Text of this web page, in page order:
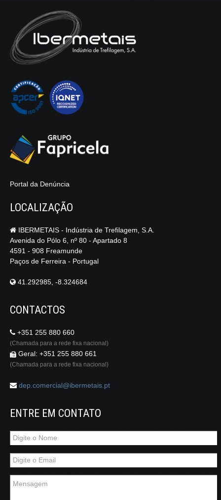
Portal da Denúncia
LOCALIZAÇÃO
IBERMETAIS - Indústria de Trefilagem, S.A.
Avenida do Pólo 6, nº 80 - Apartado 8
4591 - 908 Freamunde
Paços de Ferreira - Portugal
41.292985, -8.324684
CONTACTOS
+351 255 880 660
(Chamada para a rede fixa nacional)
Geral: +351 255 880 661
(Chamada para a rede fixa nacional)
dep.comercial@ibermetais.pt
ENTRE EM CONTATO